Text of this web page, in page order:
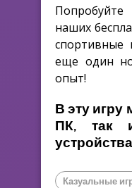
наших
спортивные
еще один
опыт!
В эту игру
ПК, так
Казуальные